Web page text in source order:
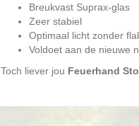
Breukvast Suprax-glas
Zeer stabiel
Optimaal licht zonder
Voldoet aan de nieuwe
Toch liever jou Feuerhand